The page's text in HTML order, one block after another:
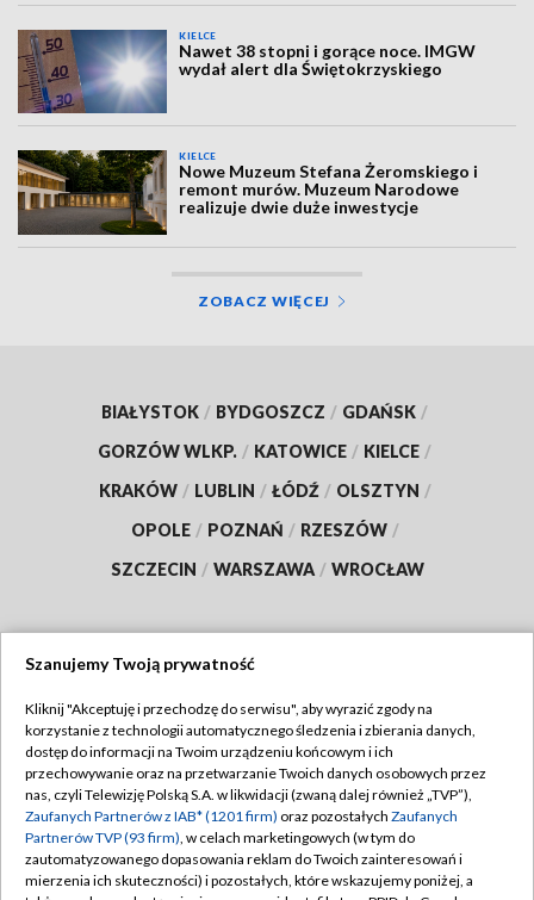
KIELCE
Nawet 38 stopni i gorące noce. IMGW
wydał alert dla Świętokrzyskiego
KIELCE
Nowe Muzeum Stefana Żeromskiego i
remont murów. Muzeum Narodowe
realizuje dwie duże inwestycje
ZOBACZ WIĘCEJ
BIAŁYSTOK / BYDGOSZCZ / GDAŃSK /
GORZÓW WLKP. / KATOWICE / KIELCE /
KRAKÓW / LUBLIN / ŁÓDŹ / OLSZTYN /
OPOLE / POZNAŃ / RZESZÓW /
SZCZECIN / WARSZAWA / WROCŁAW
TVP
Abonament TVP
Emisja w TVP
Centrum informacji TVP
Naziemna Telewizja Cyfrowa
Regulamin TVP
Polityka prywatności
Moje zgody
Pomoc
Szanujemy Twoją prywatność
Kliknij "Akceptuję i przechodzę do serwisu", aby wyrazić zgody na
korzystanie z technologii automatycznego śledzenia i zbierania danych,
dostęp do informacji na Twoim urządzeniu końcowym i ich
przechowywanie oraz na przetwarzanie Twoich danych osobowych przez
nas, czyli Telewizję Polską S.A. w likwidacji (zwaną dalej również „TVP”),
Zaufanych Partnerów z IAB* (1201 firm) oraz pozostałych Zaufanych
Partnerów TVP (93 firm), w celach marketingowych (w tym do
zautomatyzowanego dopasowania reklam do Twoich zainteresowań i
mierzenia ich skuteczności) i pozostałych, które wskazujemy poniżej, a